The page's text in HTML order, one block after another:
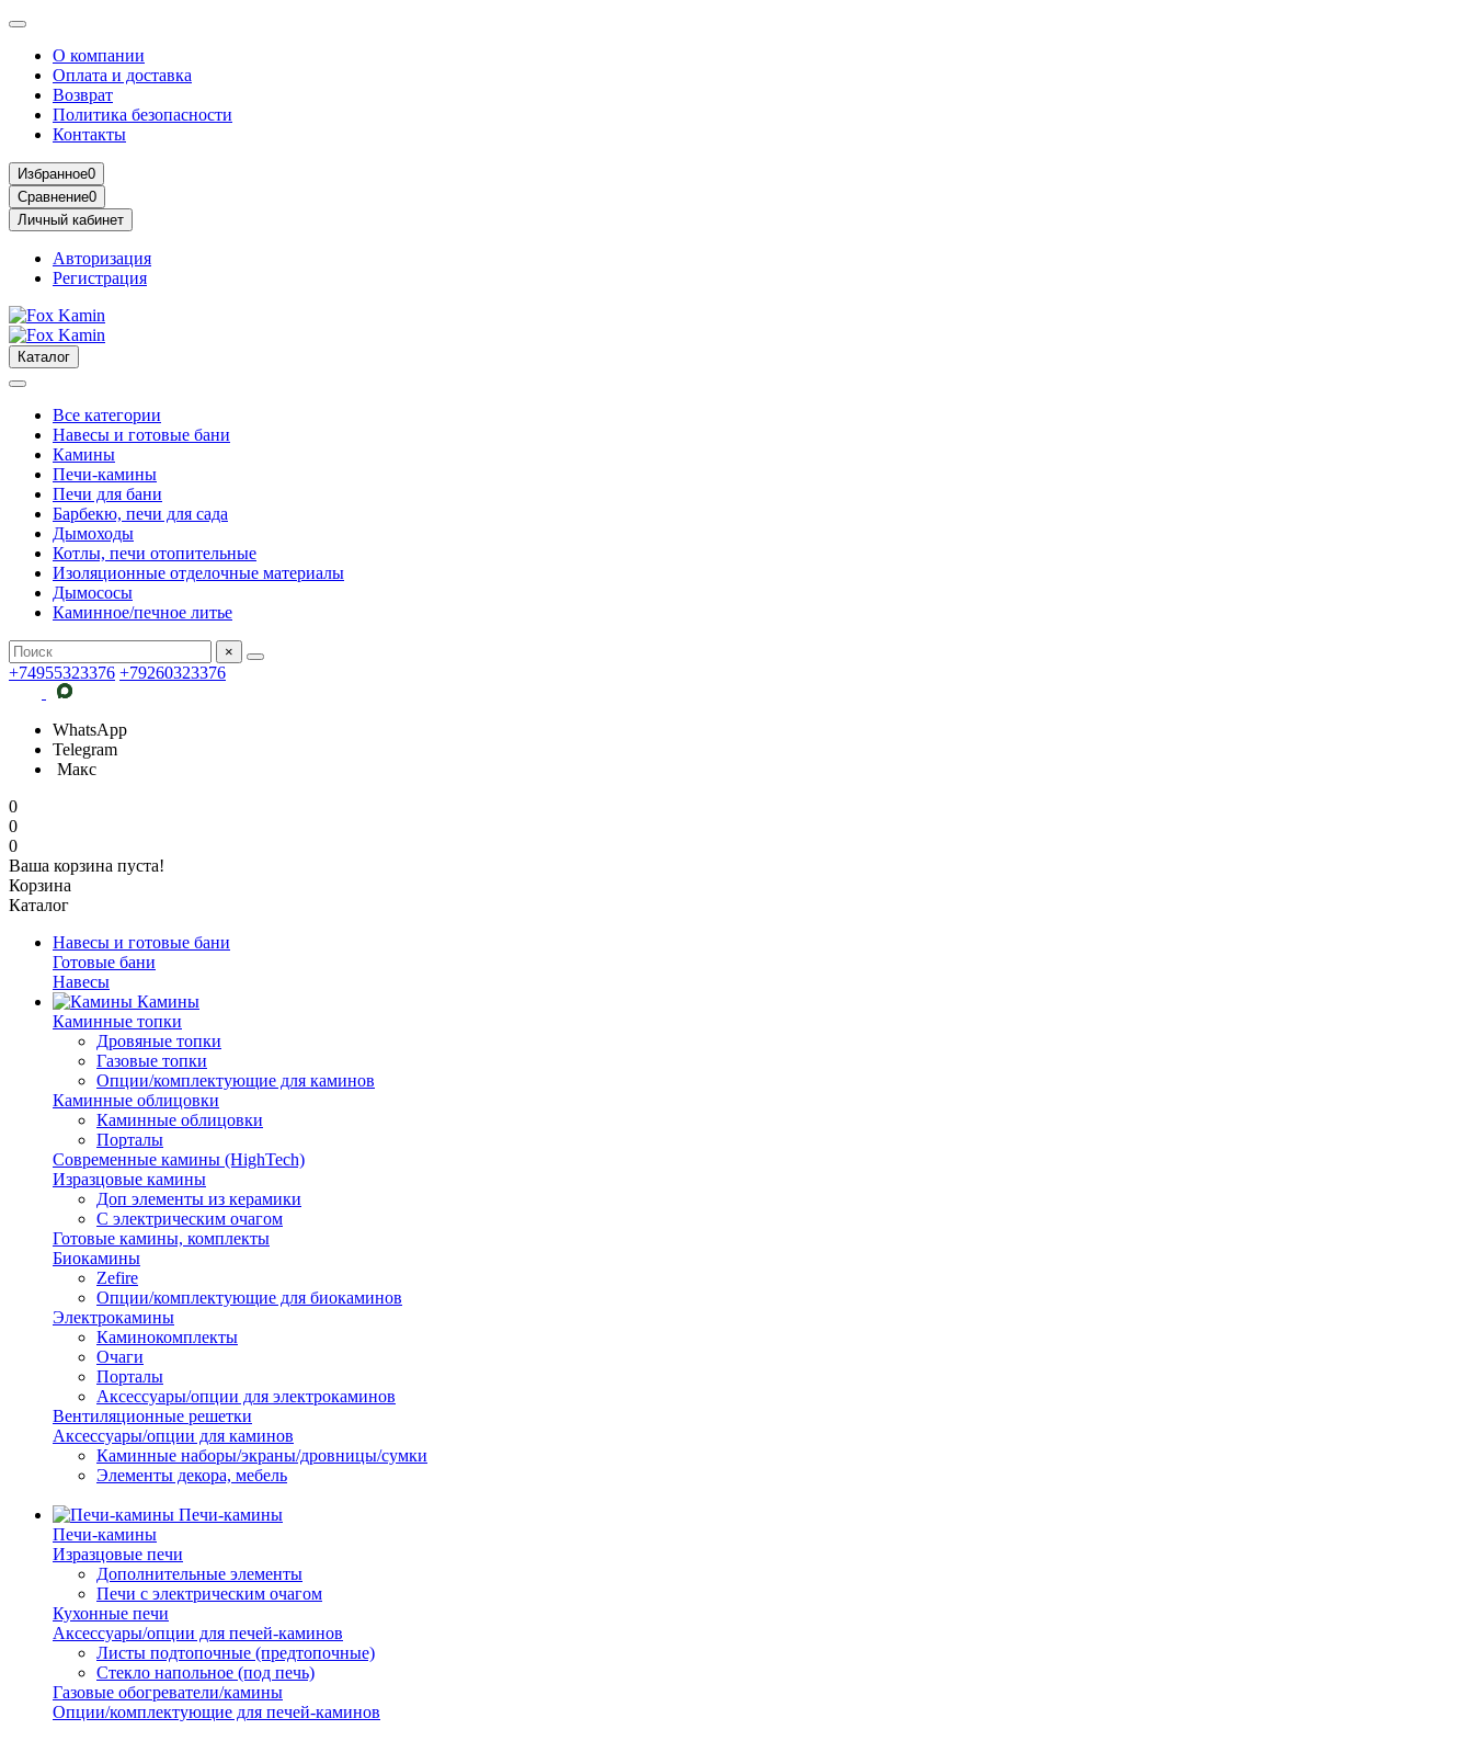
О компании
Оплата и доставка
Возврат
Политика безопасности
Контакты
Избранное0
Сравнение0
Личный кабинет
Авторизация
Регистрация
Каталог
Все категории
Навесы и готовые бани
Камины
Печи-камины
Печи для бани
Барбекю, печи для сада
Дымоходы
Котлы, печи отопительные
Изоляционные отделочные материалы
Дымососы
Каминное/печное литье
×
+74955323376 +79260323376
WhatsApp
Telegram
Макс
0
0
0
Ваша корзина пуста!
Корзина
Каталог
Навесы и готовые бани
Готовые бани
Навесы
Камины
Каминные топки
Дровяные топки
Газовые топки
Опции/комплектующие для каминов
Каминные облицовки
Каминные облицовки
Порталы
Современные камины (HighTech)
Изразцовые камины
Доп элементы из керамики
С электрическим очагом
Готовые камины, комплекты
Биокамины
Zefire
Опции/комплектующие для биокаминов
Электрокамины
Каминокомплекты
Очаги
Порталы
Аксессуары/опции для электрокаминов
Вентиляционные решетки
Аксессуары/опции для каминов
Каминные наборы/экраны/дровницы/сумки
Элементы декора, мебель
Печи-камины
Печи-камины
Изразцовые печи
Дополнительные элементы
Печи с электрическим очагом
Кухонные печи
Аксессуары/опции для печей-каминов
Листы подтопочные (предтопочные)
Стекло напольное (под печь)
Газовые обогреватели/камины
Опции/комплектующие для печей-каминов